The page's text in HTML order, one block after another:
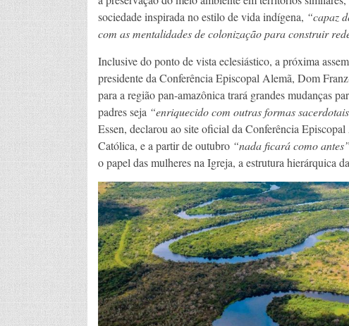
sociedade inspirada no estilo de vida indígena, “capaz
com as mentalidades de colonização para construir
Inclusive do ponto de vista eclesiástico, a próxima
presidente da Conferência Episcopal Alemã, Dom
para a região pan-amazônica trará grandes mudanças
padres seja “enriquecido com outras formas
Essen, declarou ao site oficial da Conferência
Católica, e a partir de outubro “nada ficará como antes”
o papel das mulheres na Igreja, a estrutura hierárquica